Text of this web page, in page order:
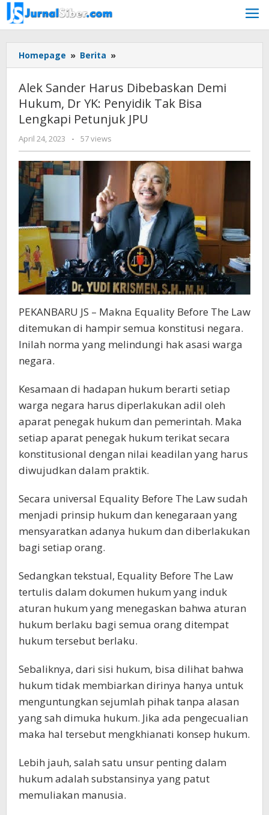
Skip
to
content
Homepage » Berita »
Sander
Dibebaskan
Demi
Hukum,
Penyidik
Bisa
Lengkapi
Petunjuk
JPU
Alek Sander Harus Dibebaskan Demi
Hukum, Dr YK: Penyidik Tak Bisa
Lengkapi Petunjuk JPU
April 24, 2023
by
Jurnalsiber
- 57 views
PEKANBARU JS – Makna Equality Before The Law
ditemukan di hampir semua konstitusi negara.
Inilah norma yang melindungi hak asasi warga
negara.
Kesamaan di hadapan hukum berarti setiap
warga negara harus diperlakukan adil oleh
aparat penegak hukum dan pemerintah. Maka
setiap aparat penegak hukum terikat secara
konstitusional dengan nilai keadilan yang harus
diwujudkan dalam praktik.
Secara universal Equality Before The Law sudah
menjadi prinsip hukum dan kenegaraan yang
mensyaratkan adanya hukum dan diberlakukan
bagi setiap orang.
Sedangkan tekstual, Equality Before The Law
tertulis dalam dokumen hukum yang induk
aturan hukum yang menegaskan bahwa aturan
hukum berlaku bagi semua orang ditempat
hukum tersebut berlaku.
Sebaliknya, dari sisi hukum, bisa dilihat bahwa
hukum tidak membiarkan dirinya hanya untuk
menguntungkan sejumlah pihak tanpa alasan
yang sah dimuka hukum. Jika ada pengecualian
maka hal tersebut mengkhianati konsep hukum.
Lebih jauh, salah satu unsur penting dalam
hukum adalah substansinya yang patut
memuliakan manusia.